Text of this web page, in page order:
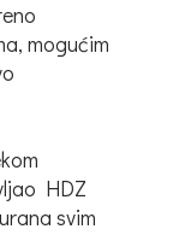
mogućim
HDZ
svim